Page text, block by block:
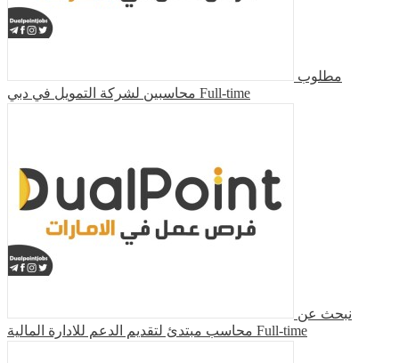
مطلوب
محاسبين لشركة التمويل في دبي Full-time
نبحث عن
محاسب مبتدئ لتقديم الدعم للادارة المالية Full-time